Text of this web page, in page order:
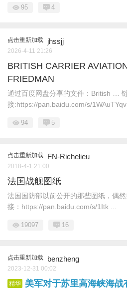
95 4
点击重新加载 jhssjj
2026-4-11 21:26
BRITISH CARRIER
FRIEDMAN
通过百度网盘分享的文件：British …
接:https://pan.baidu.com/s/
94 5
点击重新加载 FN-Richelieu
2018-4-1 21:00
法国战舰图纸
法国国防部以前公开的那些图纸，偶
接：https://pan.baidu.com/s/1Itk ...
19097 16
点击重新加载 benzheng
2023-12-31 00:02
精华
美军对于苏里高海峡海战